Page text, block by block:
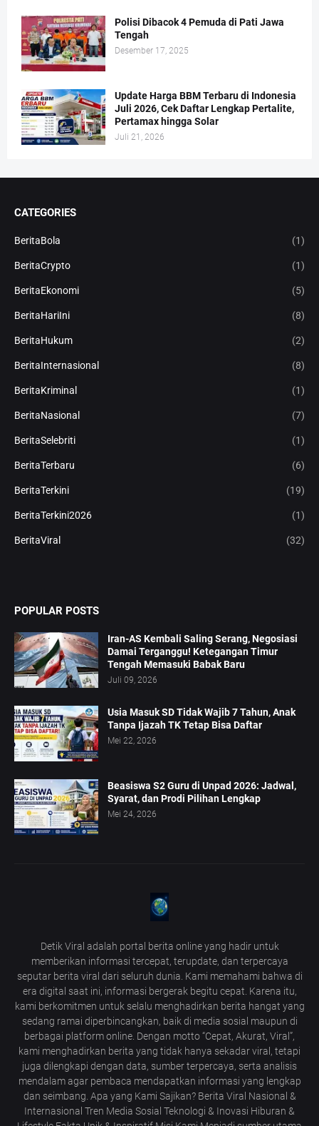
Polisi Dibacok 4 Pemuda di Pati Jawa
Tengah
Desember 17, 2025
Update Harga BBM Terbaru di Indonesia
Juli 2026, Cek Daftar Lengkap Pertalite,
Pertamax hingga Solar
Juli 21, 2026
CATEGORIES
BeritaBola (1)
BeritaCrypto (1)
BeritaEkonomi (5)
BeritaHariIni (8)
BeritaHukum (2)
BeritaInternasional (8)
BeritaKriminal (1)
BeritaNasional (7)
BeritaSelebriti (1)
BeritaTerbaru (6)
BeritaTerkini (19)
BeritaTerkini2026 (1)
BeritaViral (32)
POPULAR POSTS
Iran-AS Kembali Saling Serang, Negosiasi
Damai Terganggu! Ketegangan Timur
Tengah Memasuki Babak Baru
Juli 09, 2026
Usia Masuk SD Tidak Wajib 7 Tahun, Anak
Tanpa Ijazah TK Tetap Bisa Daftar
Mei 22, 2026
Beasiswa S2 Guru di Unpad 2026: Jadwal,
Syarat, dan Prodi Pilihan Lengkap
Mei 24, 2026
Detik Viral adalah portal berita online yang hadir untuk
memberikan informasi tercepat, terupdate, dan terpercaya
seputar berita viral dari seluruh dunia. Kami memahami bahwa di
era digital saat ini, informasi bergerak begitu cepat. Karena itu,
kami berkomitmen untuk selalu menghadirkan berita hangat yang
sedang ramai diperbincangkan, baik di media sosial maupun di
berbagai platform online. Dengan motto “Cepat, Akurat, Viral”,
kami menghadirkan berita yang tidak hanya sekadar viral, tetapi
juga dilengkapi dengan data, sumber terpercaya, serta analisis
mendalam agar pembaca mendapatkan informasi yang lengkap
dan seimbang. Apa yang Kami Sajikan? Berita Viral Nasional &
Internasional Tren Media Sosial Teknologi & Inovasi Hiburan &